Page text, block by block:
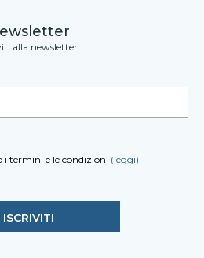
alla newsletter
i termini e le condizioni (leggi)